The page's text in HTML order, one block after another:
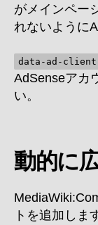
がメインペー
れないように
data-ad-client
AdSenseアカ
い。
動的に
トを追加しま